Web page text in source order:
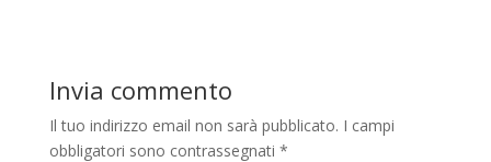
Invia commento
Il tuo indirizzo email non sarà pubblicato. I campi
obbligatori sono contrassegnati *